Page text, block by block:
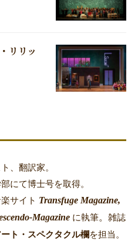
リリッ
、翻訳家。
にて博士号を取得。
サイト Transfuge Magazine,
Magazine に執筆。 雑誌
ート・スペクタクル欄を担当。